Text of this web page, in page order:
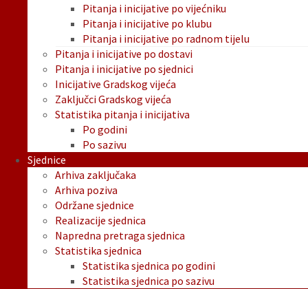
Pitanja i inicijative po vijećniku
Pitanja i inicijative po klubu
Pitanja i inicijative po radnom tijelu
Pitanja i inicijative po dostavi
Pitanja i inicijative po sjednici
Inicijative Gradskog vijeća
Zaključci Gradskog vijeća
Statistika pitanja i inicijativa
Po godini
Po sazivu
Sjednice
Arhiva zaključaka
Arhiva poziva
Održane sjednice
Realizacije sjednica
Napredna pretraga sjednica
Statistika sjednica
Statistika sjednica po godini
Statistika sjednica po sazivu